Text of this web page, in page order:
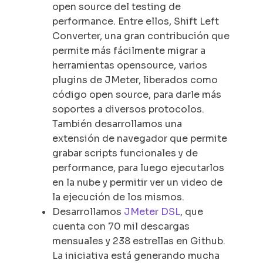
open source del testing de
performance. Entre ellos, Shift Left
Converter, una gran contribución que
permite más fácilmente migrar a
herramientas opensource, varios
plugins de JMeter, liberados como
código open source, para darle más
soportes a diversos protocolos.
También desarrollamos una
extensión de navegador que permite
grabar scripts funcionales y de
performance, para luego ejecutarlos
en la nube y permitir ver un video de
la ejecución de los mismos.
Desarrollamos JMeter DSL, que
cuenta con 70 mil descargas
mensuales y 238 estrellas en Github.
La iniciativa está generando mucha